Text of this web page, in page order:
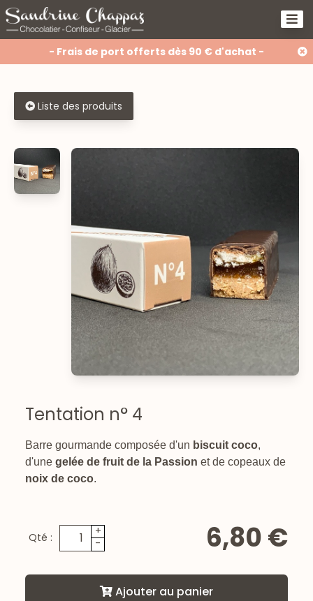
- Frais de port offerts dès 90 € d'achat -
Liste des produits
Tentation n° 4
Barre gourmande composée d'un biscuit coco,
d'une gelée de fruit de la Passion et de copeaux de
noix de coco.
Qté :
+
-
6,80 €
Ajouter au panier